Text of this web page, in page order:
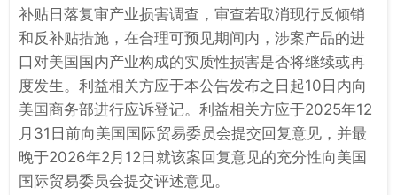
补贴日落复审产业损害调查，审查若取消现行反倾销
和反补贴措施，在合理可预见期间内，涉案产品的进
口对美国国内产业构成的实质性损害是否将继续或再
度发生。利益相关方应于本公告发布之日起10日内向
美国商务部进行应诉登记。利益相关方应于2025年12
月31日前向美国国际贸易委员会提交回复意见，并最
晚于2026年2月12日就该案回复意见的充分性向美国
国际贸易委员会提交评述意见。